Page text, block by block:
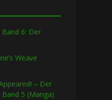
Band 6: Der
Weave
– Der
5 (Manga)